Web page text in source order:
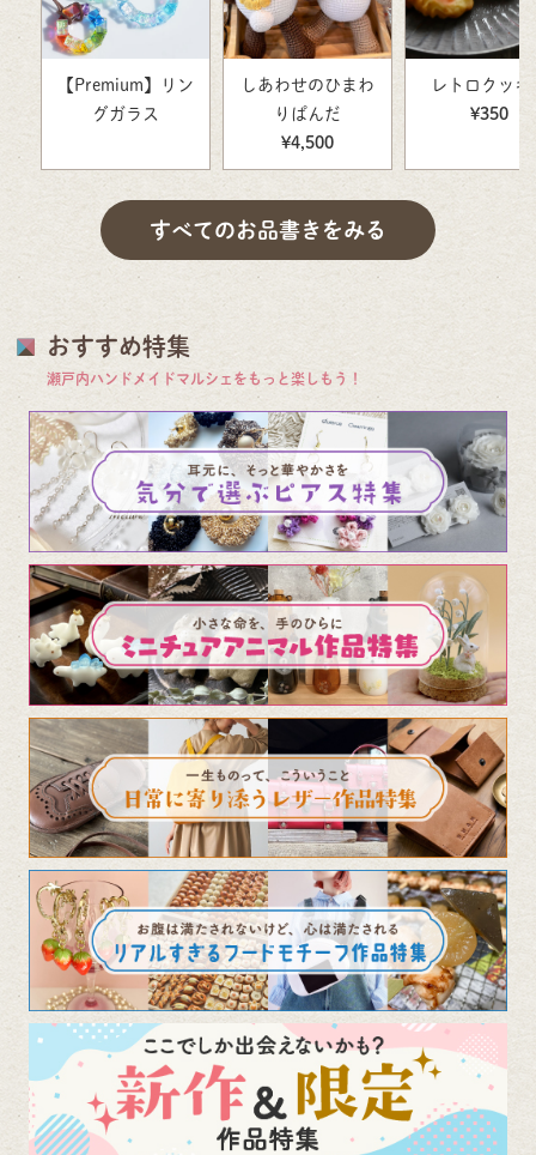
【Premium】リン
グガラス
しあわせのひまわ
りぱんだ
¥4,500
レトロクッキ
¥350
すべてのお品書きをみる
おすすめ特集
瀬戸内ハンドメイドマルシェをもっと楽しもう！